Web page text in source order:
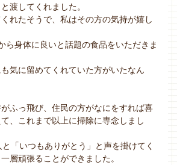
渡してくれました。
れたそうで、私はその方の気持が嬉し
ら身体に良いと話題の食品をいただきま
気に留めてくれていた方がいたなん
ふっ飛び、住民の方がなにをすれば喜
、これまで以上に掃除に専念しまし
「いつもありがとう」と声を掛けてく
層頑張ることができました。